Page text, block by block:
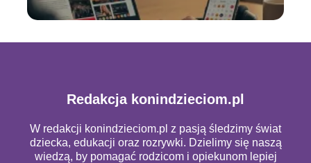
Redakcja konindzieciom.pl
W redakcji konindzieciom.pl z pasją śledzimy świat
dziecka, edukacji oraz rozrywki. Dzielimy się naszą
wiedzą, by pomagać rodzicom i opiekunom lepiej